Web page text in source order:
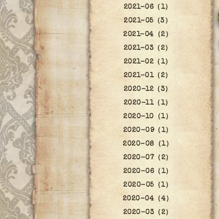
2021-06（1）
2021-05（3）
2021-04（2）
2021-03（2）
2021-02（1）
2021-01（2）
2020-12（3）
2020-11（1）
2020-10（1）
2020-09（1）
2020-08（1）
2020-07（2）
2020-06（1）
2020-05（1）
2020-04（4）
2020-03（2）